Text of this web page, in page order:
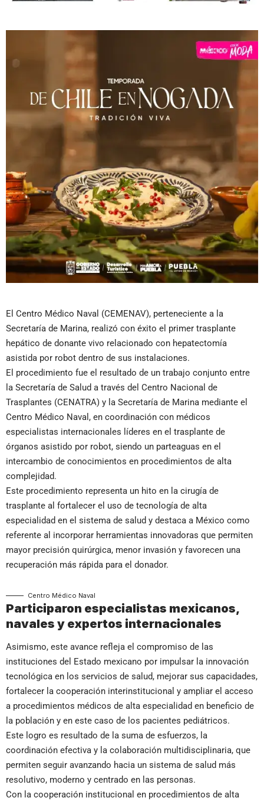
El Centro Médico Naval (CEMENAV), perteneciente a la
Secretaría de Marina, realizó con éxito el primer trasplante
hepático de donante vivo relacionado con hepatectomía
asistida por robot dentro de sus instalaciones.
El procedimiento fue el resultado de un trabajo conjunto entre
la Secretaría de Salud a través del Centro Nacional de
Trasplantes (CENATRA) y la Secretaría de Marina mediante el
Centro Médico Naval, en coordinación con médicos
especialistas internacionales líderes en el trasplante de
órganos asistido por robot, siendo un parteaguas en el
intercambio de conocimientos en procedimientos de alta
complejidad.
Este procedimiento representa un hito en la cirugía de
trasplante al fortalecer el uso de tecnología de alta
especialidad en el sistema de salud y destaca a México como
referente al incorporar herramientas innovadoras que permiten
mayor precisión quirúrgica, menor invasión y favorecen una
recuperación más rápida para el donador.
Centro Médico Naval
Participaron especialistas mexicanos,
navales y expertos internacionales
Asimismo, este avance refleja el compromiso de las
instituciones del Estado mexicano por impulsar la innovación
tecnológica en los servicios de salud, mejorar sus capacidades,
fortalecer la cooperación interinstitucional y ampliar el acceso
a procedimientos médicos de alta especialidad en beneficio de
la población y en este caso de los pacientes pediátricos.
Este logro es resultado de la suma de esfuerzos, la
coordinación efectiva y la colaboración multidisciplinaria, que
permiten seguir avanzando hacia un sistema de salud más
resolutivo, moderno y centrado en las personas.
Con la cooperación institucional en procedimientos de alta